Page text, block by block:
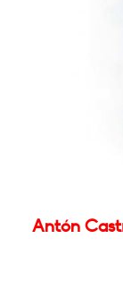
Antón